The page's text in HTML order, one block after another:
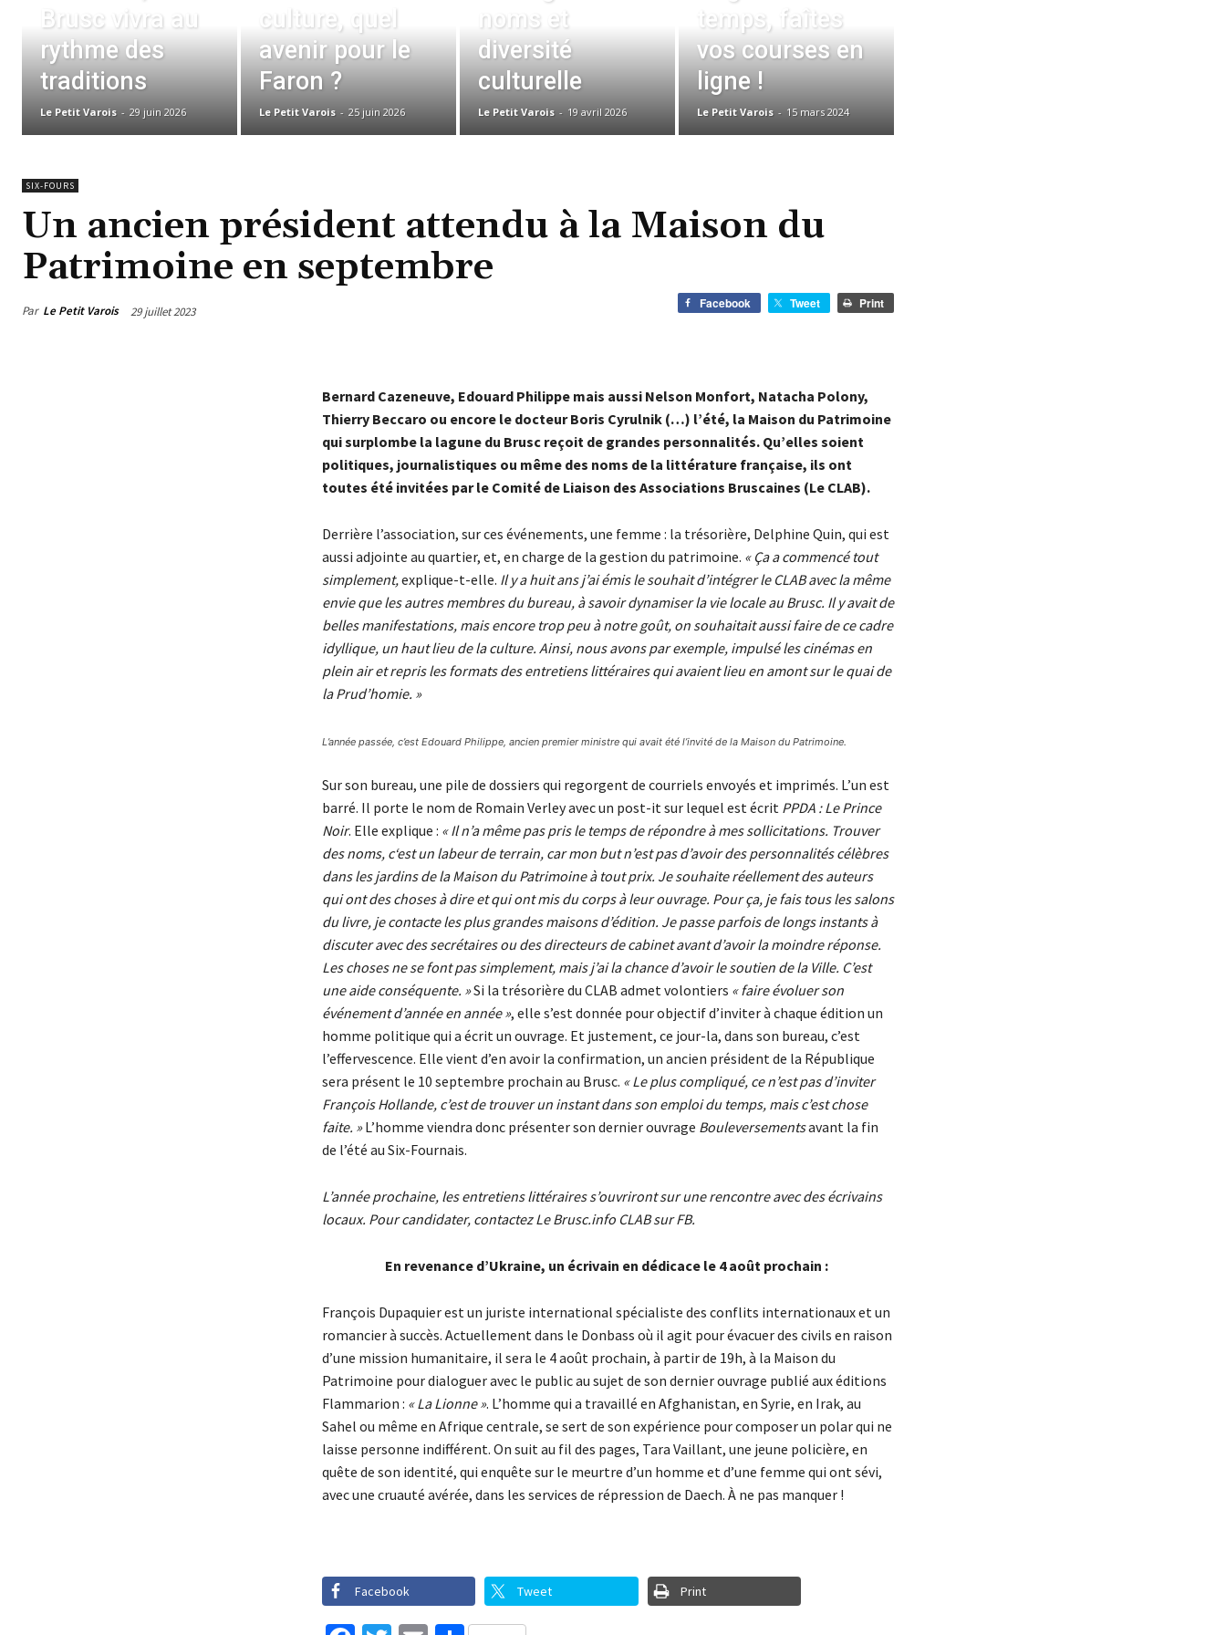
Brusc vivra au
rythme des
traditions
Le Petit Varois - 29 juin 2026
culture, quel
avenir pour le
Faron ?
Le Petit Varois - 25 juin 2026
noms et
diversité
culturelle
Le Petit Varois - 19 avril 2026
temps, faîtes
vos courses en
ligne !
Le Petit Varois - 15 mars 2024
SIX-FOURS
Un ancien président attendu à la Maison du
Patrimoine en septembre
Par Le Petit Varois 29 juillet 2023
Facebook Tweet Print
Bernard Cazeneuve, Edouard Philippe mais aussi Nelson Monfort, Natacha Polony,
Thierry Beccaro ou encore le docteur Boris Cyrulnik (…) l’été, la Maison du Patrimoine
qui surplombe la lagune du Brusc reçoit de grandes personnalités. Qu’elles soient
politiques, journalistiques ou même des noms de la littérature française, ils ont
toutes été invitées par le Comité de Liaison des Associations Bruscaines (Le CLAB).
Derrière l’association, sur ces événements, une femme : la trésorière, Delphine Quin, qui est
aussi adjointe au quartier, et, en charge de la gestion du patrimoine. « Ça a commencé tout
simplement,explique-t-elle. Il y a huit ans j’ai émis le souhait d’intégrer le CLAB avec la même
envie que les autres membres du bureau, à savoir dynamiser la vie locale au Brusc. Il y avait de
belles manifestations, mais encore trop peu à notre goût, on souhaitait aussi faire de ce cadre
idyllique, un haut lieu de la culture. Ainsi, nous avons par exemple, impulsé les cinémas en
plein air et repris les formats des entretiens littéraires qui avaient lieu en amont sur le quai de
la Prud’homie. »
L’année passée, c’est Edouard Philippe, ancien premier ministre qui avait été l’invité de la Maison du Patrimoine.
Sur son bureau, une pile de dossiers qui regorgent de courriels envoyés et imprimés. L’un est
barré. Il porte le nom de Romain Verley avec un post-it sur lequel est écrit PPDA : Le Prince
Noir. Elle explique : « Il n’a même pas pris le temps de répondre à mes sollicitations. Trouver
des noms, c‘est un labeur de terrain, car mon but n’est pas d’avoir des personnalités célèbres
dans les jardins de la Maison du Patrimoine à tout prix. Je souhaite réellement des auteurs
qui ont des choses à dire et qui ont mis du corps à leur ouvrage. Pour ça, je fais tous les salons
du livre, je contacte les plus grandes maisons d’édition. Je passe parfois de longs instants à
discuter avec des secrétaires ou des directeurs de cabinet avant d’avoir la moindre réponse.
Les choses ne se font pas simplement, mais j’ai la chance d’avoir le soutien de la Ville. C’est
une aide conséquente. »Si la trésorière du CLAB admet volontiers « faire évoluer son
événement d’année en année », elle s’est donnée pour objectif d’inviter à chaque édition un
homme politique qui a écrit un ouvrage. Et justement, ce jour-la, dans son bureau, c’est
l’effervescence. Elle vient d’en avoir la confirmation, un ancien président de la République
sera présent le 10 septembre prochain au Brusc. « Le plus compliqué, ce n’est pas d’inviter
François Hollande, c’est de trouver un instant dans son emploi du temps, mais c’est chose
faite. »L’homme viendra donc présenter son dernier ouvrage Bouleversementsavant la fin
de l’été au Six-Fournais.
L’année prochaine, les entretiens littéraires s’ouvriront sur une rencontre avec des écrivains
locaux. Pour candidater, contactez Le Brusc.info CLAB sur FB.
En revenance d’Ukraine, un écrivain en dédicace le 4 août prochain :
François Dupaquier est un juriste international spécialiste des conflits internationaux et un
romancier à succès. Actuellement dans le Donbass où il agit pour évacuer des civils en raison
d’une mission humanitaire, il sera le 4 août prochain, à partir de 19h, à la Maison du
Patrimoine pour dialoguer avec le public au sujet de son dernier ouvrage publié aux éditions
Flammarion : « La Lionne ». L’homme qui a travaillé en Afghanistan, en Syrie, en Irak, au
Sahel ou même en Afrique centrale, se sert de son expérience pour composer un polar qui ne
laisse personne indifférent. On suit au fil des pages, Tara Vaillant, une jeune policière, en
quête de son identité, qui enquête sur le meurtre d’un homme et d’une femme qui ont sévi,
avec une cruauté avérée, dans les services de répression de Daech. À ne pas manquer !
Facebook Tweet Print